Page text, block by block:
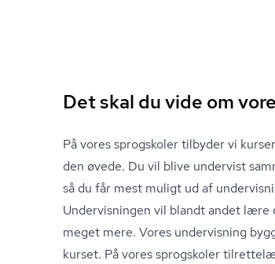
Det skal du vide om
På vores sprogskoler tilbyder vi
den øvede. Du vil blive undervist
så du får mest muligt ud af
Undervisningen vil blandt andet
meget mere. Vores undervisning
kurset. På vores sprogskoler